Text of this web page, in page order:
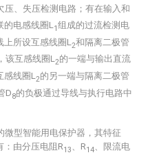
压、失压检测电路；有在输入和
的电感线圈L1组成的过流检测电
所设互感线圈L 2和隔离二极管
该互感线圈L2的一端与输出直流
线圈L 2的另一端与隔离二极管
D8的负极通过导线与执行电路中
微型智能用电保护器，其特征
：由分压电阻R13、R14、限流电